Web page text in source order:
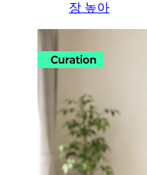
장 높아